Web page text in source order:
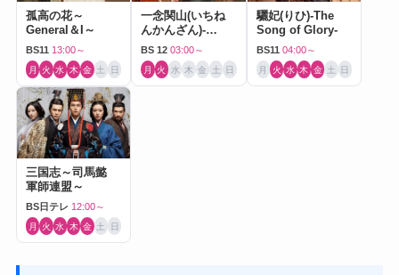
孤高の花～
General＆I～
BS11 13:00～
月 火 水 木 金 土 日
一念関山(いちね
んかんざん)-
Journey to Love-
BS 12 03:00～
月 火 水 木 金 土 日
驪妃(りひ)-The
Song of Glory-
BS11 04:00～
月 火 水 木 金 土 日
三国志～司馬懿
軍師連盟～
BS日テレ 12:00～
月 火 水 木 金 土 日